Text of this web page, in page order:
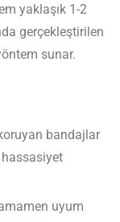
yaklaşık 1-2
gerçekleştirilen
sunar.
bandajlar
hassasiyet
uyum